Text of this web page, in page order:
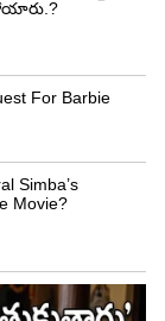
భారత
బంతులను
ఒకరి
శ్రేయాస్